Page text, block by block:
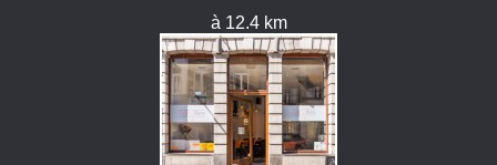
à 12.4 km